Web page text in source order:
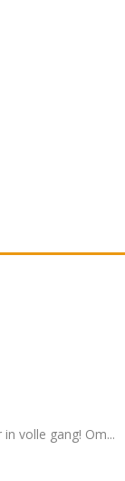
volle gang! Om...